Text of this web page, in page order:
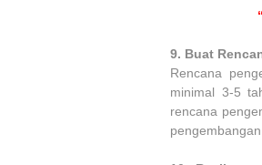
9. Buat
Rencana
minimal 3-5
rencana